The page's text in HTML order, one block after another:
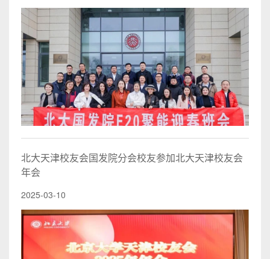
北大天津校友会国发院分会校友参加北大天津校友会
年会
2025-03-10